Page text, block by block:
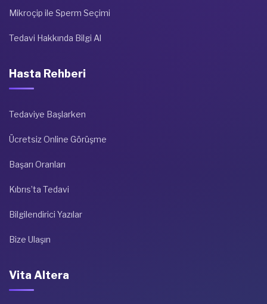
Mikroçip ile Sperm Seçimi
Tedavi Hakkında Bilgi Al
Hasta Rehberi
Tedaviye Başlarken
Ücretsiz Online Görüşme
Başarı Oranları
Kıbrıs’ta Tedavi
Bilgilendirici Yazılar
Bize Ulaşın
Vita Altera